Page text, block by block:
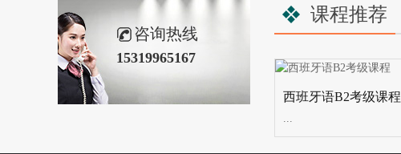
咨询热线
15319965167
课程推荐
西班牙语B2考级课程
...